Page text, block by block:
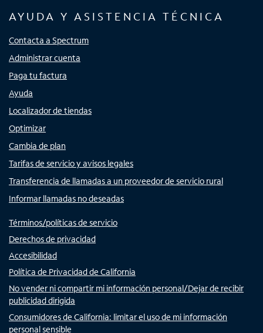
AYUDA Y ASISTENCIA TÉCNICA
Contacta a Spectrum
Administrar cuenta
Paga tu factura
Ayuda
Localizador de tiendas
Optimizar
Cambia de plan
Tarifas de servicio y avisos legales
Transferencia de llamadas a un proveedor de servicio rural
Informar llamadas no deseadas
Términos/políticas de servicio
Derechos de privacidad
Accesibilidad
Política de Privacidad de California
No vender ni compartir mi información personal/Dejar de recibir
publicidad dirigida
Consumidores de California: limitar el uso de mi información
personal sensible